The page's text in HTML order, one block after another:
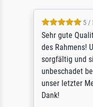
5 /
Sehr gute
des Rahmens!
sorgfältig und
unbeschadet
unser letzter
Dank!